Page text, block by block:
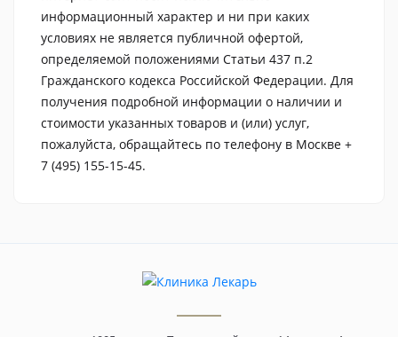
информационный характер и ни при каких
условиях не является публичной офертой,
определяемой положениями Статьи 437 п.2
Гражданского кодекса Российской Федерации. Для
получения подробной информации о наличии и
стоимости указанных товаров и (или) услуг,
пожалуйста, обращайтесь по телефону в Москве +
7 (495) 155-15-45.